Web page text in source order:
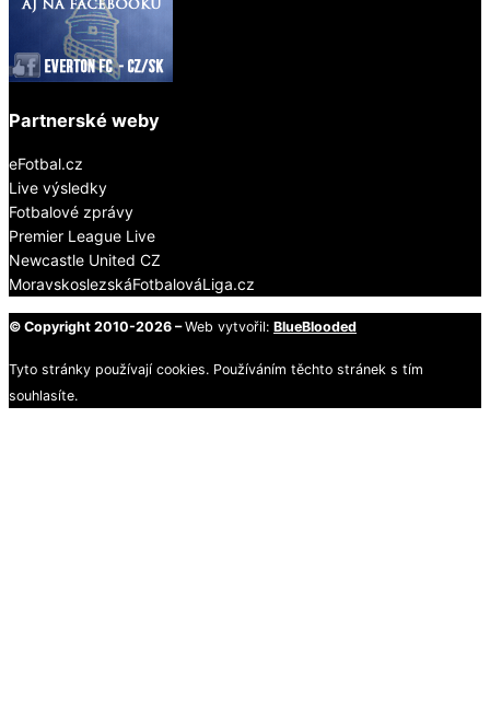
Partnerské weby
eFotbal.cz
Live výsledky
Fotbalové zprávy
Premier League Live
Newcastle United CZ
MoravskoslezskáFotbalováLiga.cz
© Copyright 2010-2026 – Web vytvořil: BlueBlooded
Tyto stránky používají cookies. Používáním těchto stránek s tím
souhlasíte.